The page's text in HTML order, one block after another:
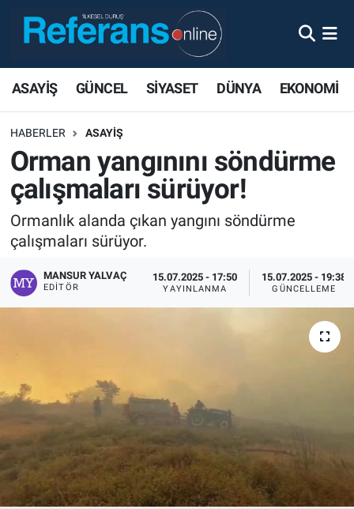
ASAYİŞ GÜNCEL SİYASET DÜNYA EKONOMİ
HABERLER ASAYİŞ
Orman yangınını söndürme
çalışmaları sürüyor!
Ormanlık alanda çıkan yangını söndürme
çalışmaları sürüyor.
MANSUR YALVAÇ
EDITÖR
15.07.2025 - 17:50
YAYINLANMA
15.07.2025 - 19:38
GÜNCELLEME